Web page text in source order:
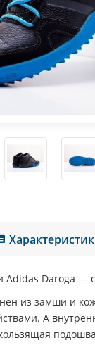
Adidas Daroga —
из замши и
А